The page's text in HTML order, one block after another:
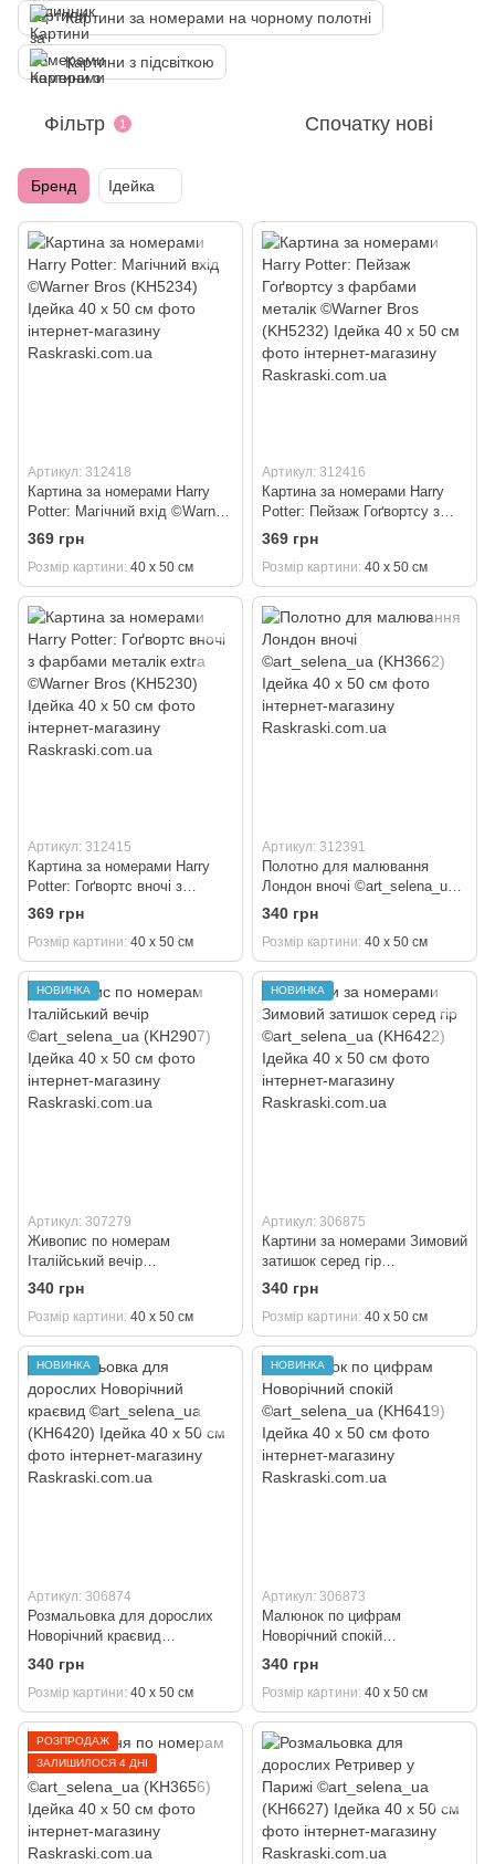
Картини за номерами на чорному полотні
Картини з підсвіткою
Фільтр 1 Спочатку нові
Бренд Ідейка
Артикул: 312418
Картина за номерами Harry
Potter: Магічний вхід ©Warner
Bros (KH5234) Ідейка 40 х 50
369 грн
Розмір картини 40 х 50 см
Артикул: 312416
Картина за номерами Harry
Potter: Пейзаж Гоґвортсу з
фарбами металік ©Warner
Bros (KH5232) Ідейка 40 х 50
см
369 грн
Розмір картини 40 х 50 см
Артикул: 312415
Картина за номерами Harry
Potter: Гоґвортс вночі з
фарбами металік extra
©Warner Bros (KH5230) Ідейка
40 х 50 см
369 грн
Розмір картини 40 х 50 см
Артикул: 312391
Полотно для малювання
Лондон вночі ©art_selena_ua
(KH3662) Ідейка 40 х 50 см
340 грн
Розмір картини 40 х 50 см
НОВИНКА
Артикул: 307279
Живопис по номерам
Італійський вечір
©art_selena_ua (KH2907)
Ідейка 40 х 50 см
340 грн
Розмір картини 40 х 50 см
НОВИНКА
Артикул: 306875
Картини за номерами Зимовий
затишок серед гір
©art_selena_ua (KH6422)
Ідейка 40 х 50 см
340 грн
Розмір картини 40 х 50 см
НОВИНКА
Артикул: 306874
Розмальовка для дорослих
Новорічний краєвид
©art_selena_ua (KH6420)
Ідейка 40 х 50 см
340 грн
Розмір картини 40 х 50 см
НОВИНКА
Артикул: 306873
Малюнок по цифрам
Новорічний спокій
©art_selena_ua (KH6419)
Ідейка 40 х 50 см
340 грн
Розмір картини 40 х 50 см
РОЗПРОДАЖ
ЗАЛИШИЛОСЯ 4 ДНІ